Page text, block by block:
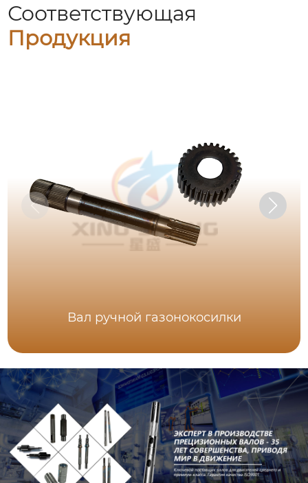
Соответствующая
Продукция
Вал ручной газонокосилки